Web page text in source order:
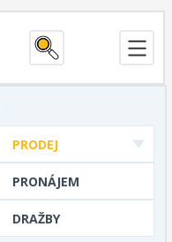
PRODEJ
PRONÁJEM
DRAŽBY